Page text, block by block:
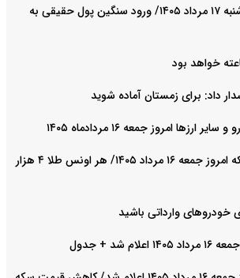
پیش‌بینی بورس فردا شنبه ۱۷ مرداد ۱۴۰۵/ ورود سنگین پول حقیقی به
داد: برای زمستان آماده شوید
امروز جمعه ۱۶ مردادماه ۱۴۰۵
آخرین قیمت طلا و سکه امروز جمعه ۱۶ مرداد ۱۴۰۵/ هر اونس طلا ۴ هزار
وارداتی باشید
شد + جدول